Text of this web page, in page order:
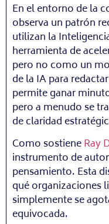
En el entorno de la
observa un patrón
utilizan la
herramienta de
pero no como un
de la IA para
permite ganar
pero a menudo se
de claridad
Como sostieneRay
instrumento de
pensamiento. Esta
qué organizaciones
simplemente se
equivocada.